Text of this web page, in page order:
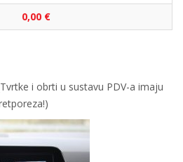
0,00 €
i obrti u sustavu PDV-a imaju